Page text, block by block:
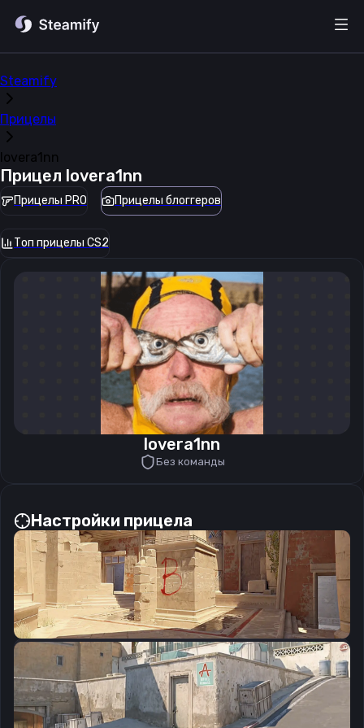
Steamify
Прицелы
lovera1nn
Прицел lovera1nn
Прицелы PRO Прицелы блоггеров
Топ прицелы CS2
lovera1nn
Без команды
Настройки прицела
CSGO-p9JjY-jhe5k-OstfE-JuTda-ZbJaA
Скопировать